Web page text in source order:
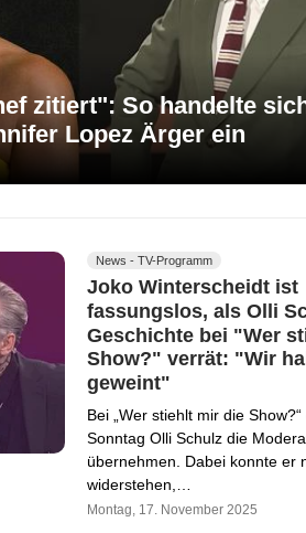
zitiert": So handelte
Lopez Ärger ein
News - TV-Programm
Joko Winterscheidt ist
fassungslos, als Olli
Geschichte bei "Wer
Show?" verrät: "Wir
geweint"
Bei „Wer stiehlt mir die
Sonntag Olli Schulz die
übernehmen. Dabei konnte er
widerstehen,…
Montag, 17. November 2025